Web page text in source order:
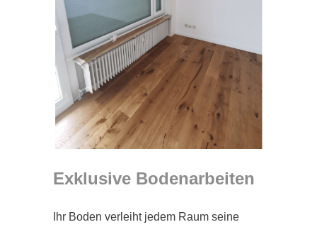
Exklusive Bodenarbeiten
Ihr Boden verleiht jedem Raum seine